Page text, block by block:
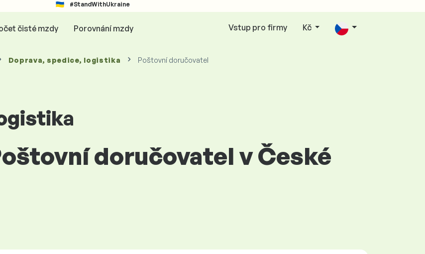
#StandWithUkraine
čisté mzdy Porovnání mzdy Vstup pro firmy Kč
Doprava, spedice, logistika Poštovní doručovatel
doručovatel v České